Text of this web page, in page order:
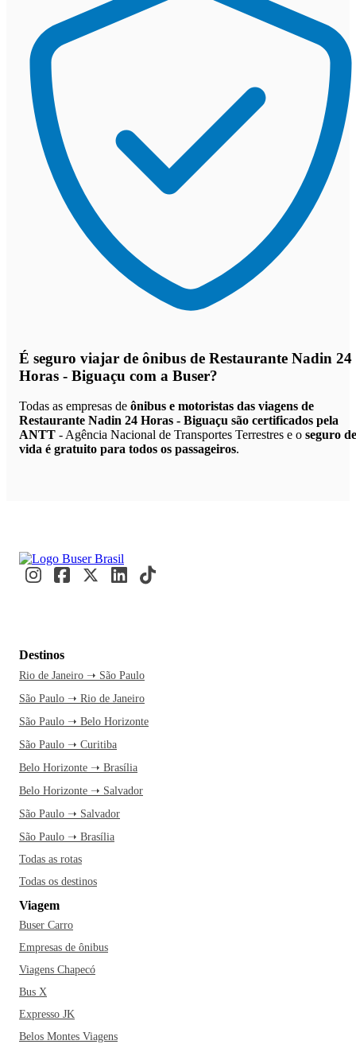
É seguro viajar de ônibus de Restaurante Nadin 24
Horas - Biguaçu com a Buser?
Todas as empresas de ônibus e motoristas das viagens de
Restaurante Nadin 24 Horas - Biguaçu são certificados pela
ANTT - Agência Nacional de Transportes Terrestres e o seguro de
vida é gratuito para todos os passageiros.
Destinos
Rio de Janeiro ➝ São Paulo
São Paulo ➝ Rio de Janeiro
São Paulo ➝ Belo Horizonte
São Paulo ➝ Curitiba
Belo Horizonte ➝ Brasília
Belo Horizonte ➝ Salvador
São Paulo ➝ Salvador
São Paulo ➝ Brasília
Todas as rotas
Todas os destinos
Viagem
Buser Carro
Empresas de ônibus
Viagens Chapecó
Bus X
Expresso JK
Belos Montes Viagens